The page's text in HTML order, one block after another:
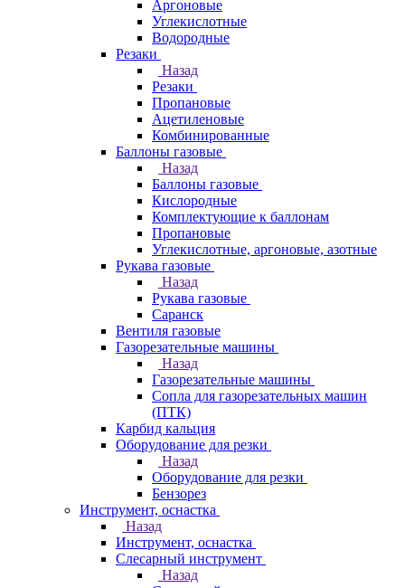
Аргоновые
Углекислотные
Водородные
Резаки
Назад
Резаки
Пропановые
Ацетиленовые
Комбинированные
Баллоны газовые
Назад
Баллоны газовые
Кислородные
Комплектующие к баллонам
Пропановые
Углекислотные, аргоновые, азотные
Рукава газовые
Назад
Рукава газовые
Саранск
Вентиля газовые
Газорезательные машины
Назад
Газорезательные машины
Сопла для газорезательных машин
(ПТК)
Карбид кальция
Оборудование для резки
Назад
Оборудование для резки
Бензорез
Инструмент, оснастка
Назад
Инструмент, оснастка
Слесарный инструмент
Назад